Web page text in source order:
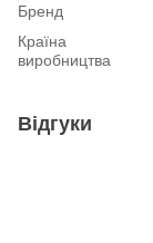
Бренд
Країна
виробництва
Відгуки